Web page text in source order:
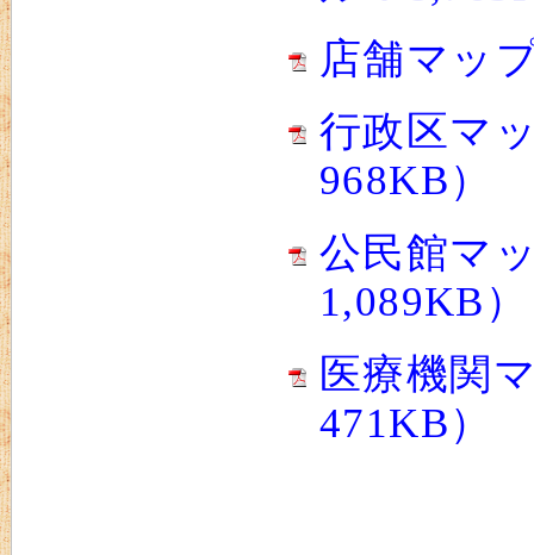
店舗マッ
行政区マ
968KB）
公民館マ
1,089KB）
医療機関
471KB）